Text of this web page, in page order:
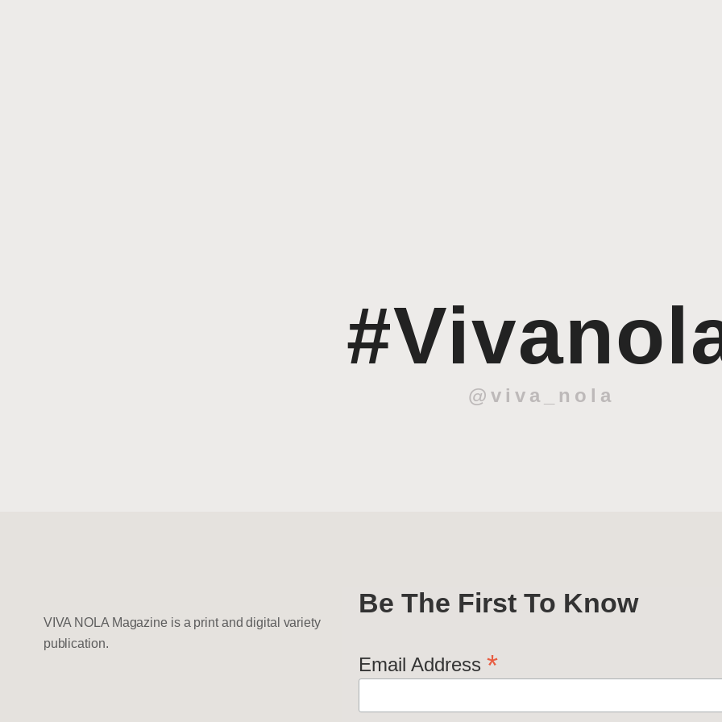
@viva_nola
VIVA NOLA Magazine is a print and digital variety
publication.
Be The First To Know
Email Address *